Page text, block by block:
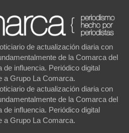
de actualización diaria con
de la Comarca del
influencia. Periódico digital
a Grupo La Comarca.
de actualización diaria con
de la Comarca del
influencia. Periódico digital
a Grupo La Comarca.